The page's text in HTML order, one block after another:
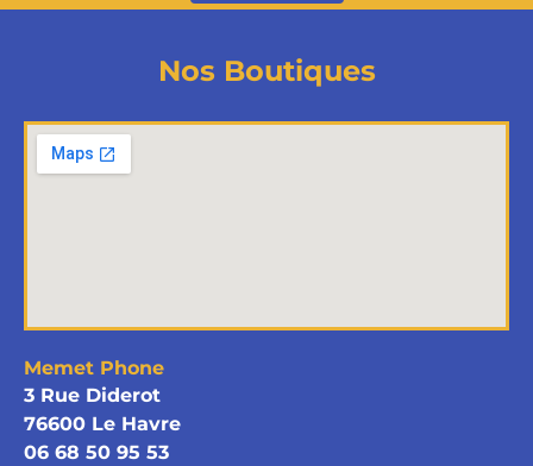
Nos Boutiques
Memet Phone
3 Rue Diderot
76600 Le Havre
06 68 50 95 53